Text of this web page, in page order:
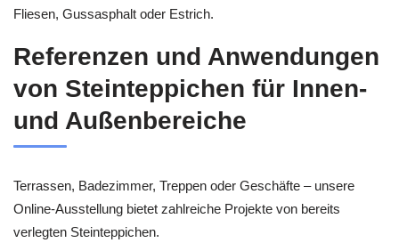
Fliesen, Gussasphalt oder Estrich.
Referenzen und Anwendungen
von Steinteppichen für Innen-
und Außenbereiche
Terrassen, Badezimmer, Treppen oder Geschäfte – unsere
Online-Ausstellung bietet zahlreiche Projekte von bereits
verlegten Steinteppichen.